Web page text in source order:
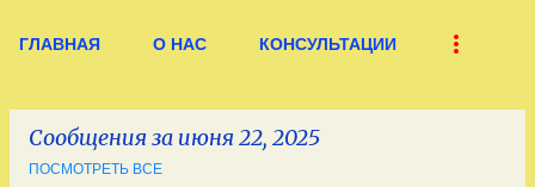
ГЛАВНАЯ О НАС КОНСУЛЬТАЦИИ
Сообщения за июня 22, 2025
ПОСМОТРЕТЬ ВСЕ